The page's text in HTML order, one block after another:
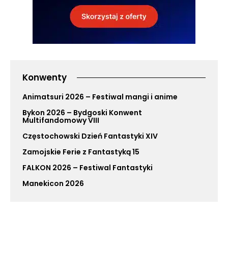
Konwenty
Animatsuri 2026 – Festiwal mangi i anime
Bykon 2026 – Bydgoski Konwent
Multifandomowy VIII
Częstochowski Dzień Fantastyki XIV
Zamojskie Ferie z Fantastyką 15
FALKON 2026 – Festiwal Fantastyki
Manekicon 2026